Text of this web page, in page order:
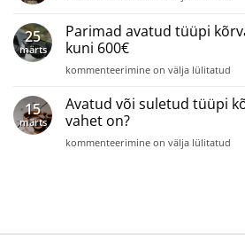
mu
vinüülplaadimängija
helisüsteem
seda?
vastab
minu
vajadustele?
25
märts
Parimad avatud tüüpi
kuni 600€
Parimad
tüüpi
kõrvaklapid
hinnaklassis
kuni
kommenteerimine on välja lülitatud
15
märts
Avatud või suletud tüüpi
vahet on?
Avatud
mis
kommenteerimine on välja lülitatud